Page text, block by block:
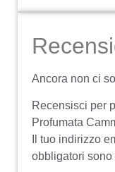
Ancora non ci
Recensisci per
Profumata
Il tuo indirizzo
obbligatori sono